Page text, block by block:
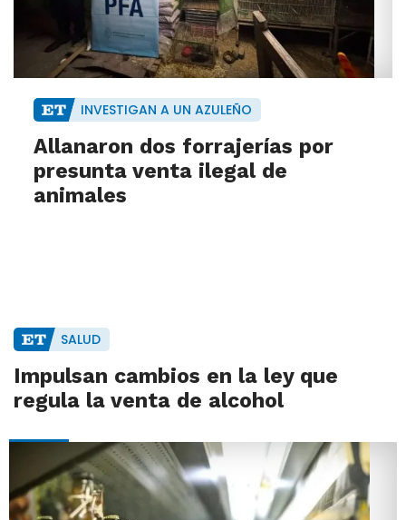
INVESTIGAN A UN AZULEÑO
Allanaron dos forrajerías por
presunta venta ilegal de
animales
SALUD
Impulsan cambios en la ley que
regula la venta de alcohol